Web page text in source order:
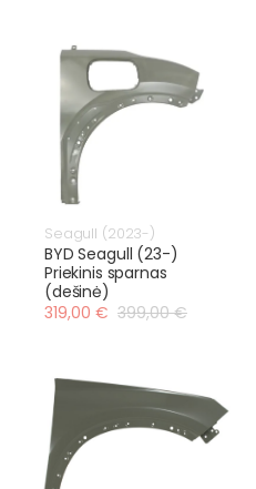
Seagull (2023-)
BYD Seagull (23-)
Priekinis sparnas
(dešinė)
319,00 € 399,00 €